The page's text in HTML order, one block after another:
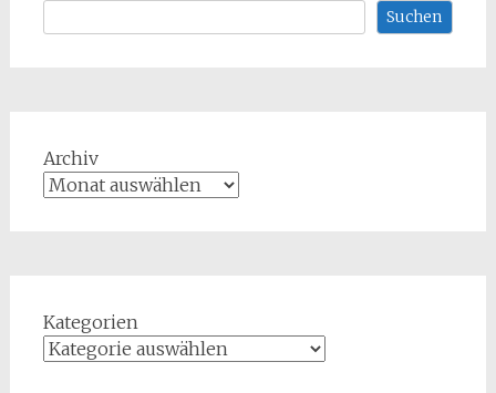
Suchen
Archiv
Kategorien